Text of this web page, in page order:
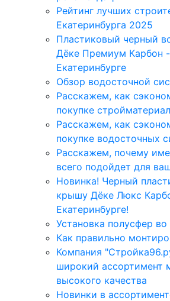
Рейтинг лучших
Екатеринбурга 2025
Пластиковый черный
Дёке Премиум Карбон
Екатеринбурге
Обзор водосточной
Расскажем, как
покупке
Расскажем, как
покупке водосточных
Расскажем, почему
всего подойдет для
Новинка! Черный
крышу Дёке Люкс
Екатеринбурге!
Установка полусфер
Как правильно
Компания
широкий ассортимент
высокого качества
Новинки в